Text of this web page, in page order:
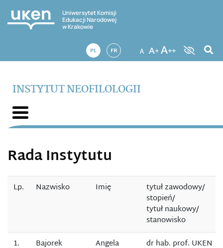
Uniwersytet Komisji
Edukacji Narodowej
w Krakowie
PL FR
INSTYTUT NEOFILOLOGII
Rada Instytutu
Lp. Nazwisko Imię
tytuł zawodowy/
stopień/
tytuł naukowy/
stanowisko
1.
Bajorek Angela
dr hab. prof. UKEN